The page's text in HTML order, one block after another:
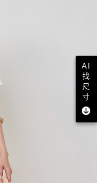
AI
找
尺
寸